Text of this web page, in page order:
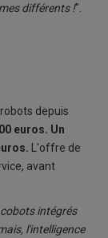
différents !".
depuis
euros. Un
L'offre de
avant
intégrés
l'intelligence